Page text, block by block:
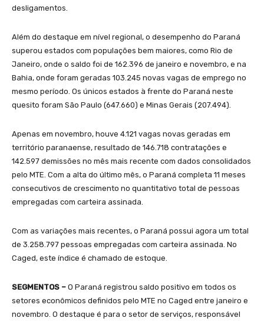
desligamentos.
Além do destaque em nível regional, o desempenho do Paraná
superou estados com populações bem maiores, como Rio de
Janeiro, onde o saldo foi de 162.396 de janeiro e novembro, e na
Bahia, onde foram geradas 103.245 novas vagas de emprego no
mesmo período. Os únicos estados à frente do Paraná neste
quesito foram São Paulo (647.660) e Minas Gerais (207.494).
Apenas em novembro, houve 4.121 vagas novas geradas em
território paranaense, resultado de 146.718 contratações e
142.597 demissões no mês mais recente com dados consolidados
pelo MTE. Com a alta do último mês, o Paraná completa 11 meses
consecutivos de crescimento no quantitativo total de pessoas
empregadas com carteira assinada.
Com as variações mais recentes, o Paraná possui agora um total
de 3.258.797 pessoas empregadas com carteira assinada. No
Caged, este índice é chamado de estoque.
SEGMENTOS – O Paraná registrou saldo positivo em todos os
setores econômicos definidos pelo MTE no Caged entre janeiro e
novembro. O destaque é para o setor de serviços, responsável